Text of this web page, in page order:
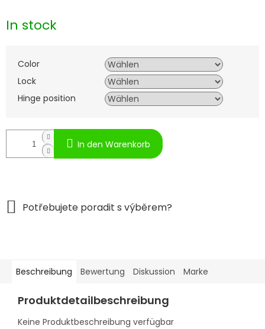
In stock
Color
Lock
Hinge position
In den Warenkorb
Beschreibung Bewertung Diskussion Marke
Produktdetailbeschreibung
Keine Produktbeschreibung verfügbar